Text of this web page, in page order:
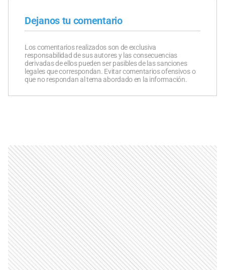
Dejanos tu comentario
Los comentarios realizados son de exclusiva
responsabilidad de sus autores y las consecuencias
derivadas de ellos pueden ser pasibles de las sanciones
legales que correspondan. Evitar comentarios ofensivos o
que no respondan al tema abordado en la información.